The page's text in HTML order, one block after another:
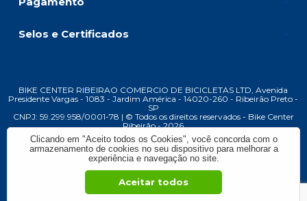
Selos e Certificados
BIKE CENTER RIBEIRAO COMERCIO DE BICICLETAS LTD, Avenida
Presidente Vargas - 1083 - Jardim América - 14020-260 - Ribeirão Preto -
SP
CNPJ: 59.299.958/0001-78 | © Todos os direitos reservados - Bike Center
Ribeirão - 2026
Clicando em "Aceito todos os Cookies", você concorda com o
armazenamento de cookies no seu dispositivo para melhorar a
experiência e navegação no site.
Aceitar todos